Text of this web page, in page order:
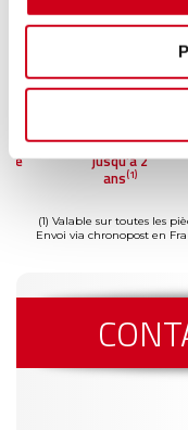
Garantie
jusqu'à 2
ans(1)
(1) Valable sur toutes les
Envoi via chronopost en